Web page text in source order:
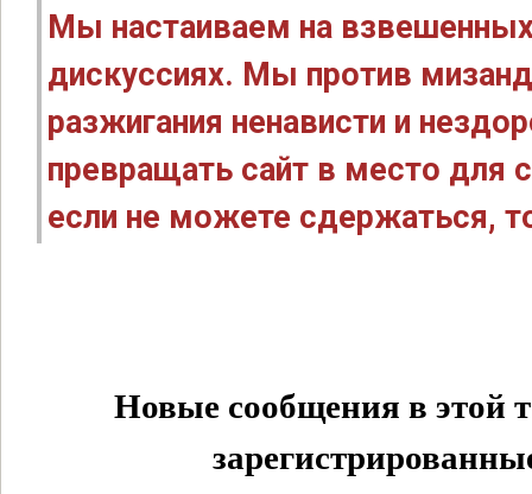
Мы настаиваем на
дискуссиях. Мы против
разжигания ненависти и
превращать сайт в место для
если не можете сдержаться,
Новые сообщения в этой